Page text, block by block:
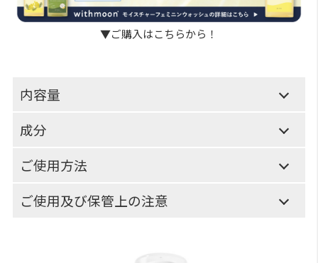
▼ご購入はこちらから！
内容量
成分
ご使用方法
ご使用及び保管上の注意